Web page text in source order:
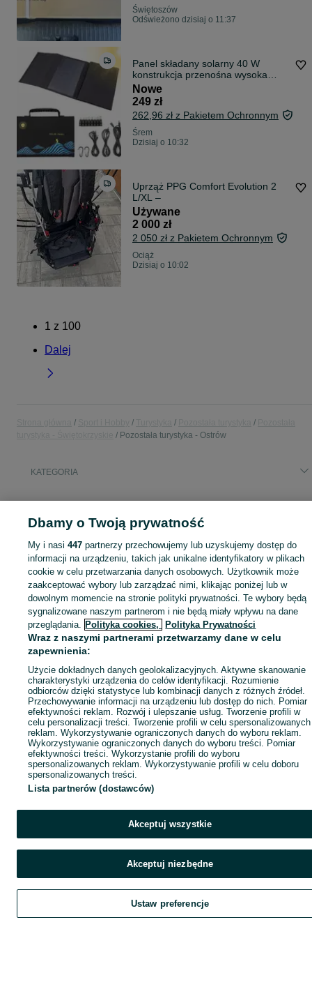
Świętoszów
Odświeżono dzisiaj o 11:37
Panel składany solarny 40 W
konstrukcja przenośna wysoka
wydajność
Nowe
249 zł
262,96 zł z Pakietem Ochronnym
Śrem
Dzisiaj o 10:32
Uprząż PPG Comfort Evolution 2
L/XL –
Używane
2 000 zł
2 050 zł z Pakietem Ochronnym
Ociąż
Dzisiaj o 10:02
1 z 100
Dalej
Pozostała turystyka - Ostrów
KATEGORIA
Mapa kategorii
Mapa miejscowości
Mapa ministron
Popularne wyszukiwania
Szukaj Obserwujesz Dodaj Czat
Dbamy o Twoją prywatność
My i nasi447 partnerzy przechowujemy lub uzyskujemy dostęp do
informacji na urządzeniu, takich jak unikalne identyfikatory w plikach
cookie w celu przetwarzania danych osobowych. Użytkownik może
zaakceptować wybory lub zarządzać nimi, klikając poniżej lub w
dowolnym momencie na stronie polityki prywatności. Te wybory będą
sygnalizowane naszym partnerom i nie będą miały wpływu na dane
przeglądania. Polityka cookies, Polityka Prywatności
Wraz z naszymi partnerami przetwarzamy dane w celu
zapewnienia:
Użycie dokładnych danych geolokalizacyjnych. Aktywne skanowanie
charakterystyki urządzenia do celów identyfikacji. Rozumienie
odbiorców dzięki statystyce lub kombinacji danych z różnych źródeł.
Przechowywanie informacji na urządzeniu lub dostęp do nich. Pomiar
efektywności reklam. Rozwój i ulepszanie usług. Tworzenie profili w
celu personalizacji treści. Tworzenie profili w celu spersonalizowanych
reklam. Wykorzystywanie ograniczonych danych do wyboru reklam.
Wykorzystywanie ograniczonych danych do wyboru treści. Pomiar
efektywności treści. Wykorzystanie profili do wyboru
spersonalizowanych reklam. Wykorzystywanie profili w celu doboru
spersonalizowanych treści.
Lista partnerów (dostawców)
Akceptuj wszystkie
Akceptuj niezbędne
Ustaw preferencje